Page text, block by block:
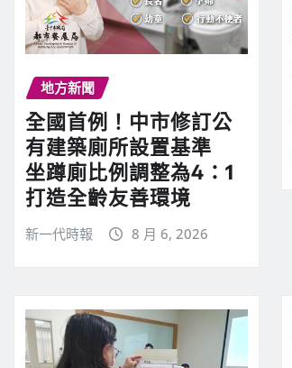
地方新聞
全國首例！中市修訂公
有建築廁所設置基準
坐蹲廁比例調整為4：1
打造全齡友善環境
新一代時報 8 月 6, 2026